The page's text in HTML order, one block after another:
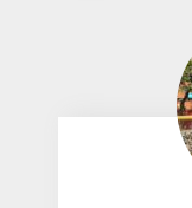
बहस गर्ने
नेतृत्व
राज्य
“शून्य समय”